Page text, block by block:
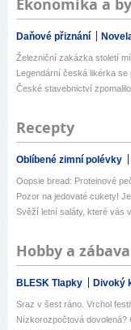
Ekonomika a
Daňové přiznání
Železniční zakázka století
Legendární česká likérka se
České stavebnictví
Recepty
Oblíbené zimní polévky
Oopsie bread: Proteinové
Pozor na jedovaté cukety!
Svěží letní saláty, které vás
Hobby a zábava
BLESK Tlapky Divoký
Sraz v šest ráno. Vrchol
Nízkorozpočtová dovolená?